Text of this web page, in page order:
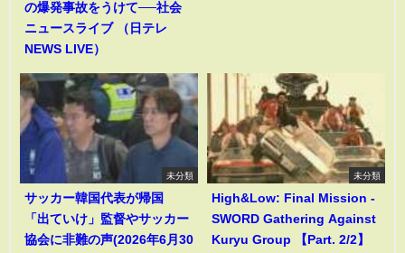
の爆発事故をうけて──社会
ニュースライブ （日テレ
NEWS LIVE）
未分類
サッカー韓国代表が帰国
「出ていけ」監督やサッカー
協会に非難の声(2026年6月30
未分類
High&Low: Final Mission -
SWORD Gathering Against
Kuryu Group 【Part. 2/2】